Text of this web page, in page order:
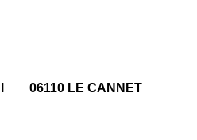
06110 LE CANNET